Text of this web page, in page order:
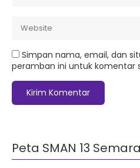
Simpan nama, email, dan
peramban ini untuk komentar
Peta SMAN 13